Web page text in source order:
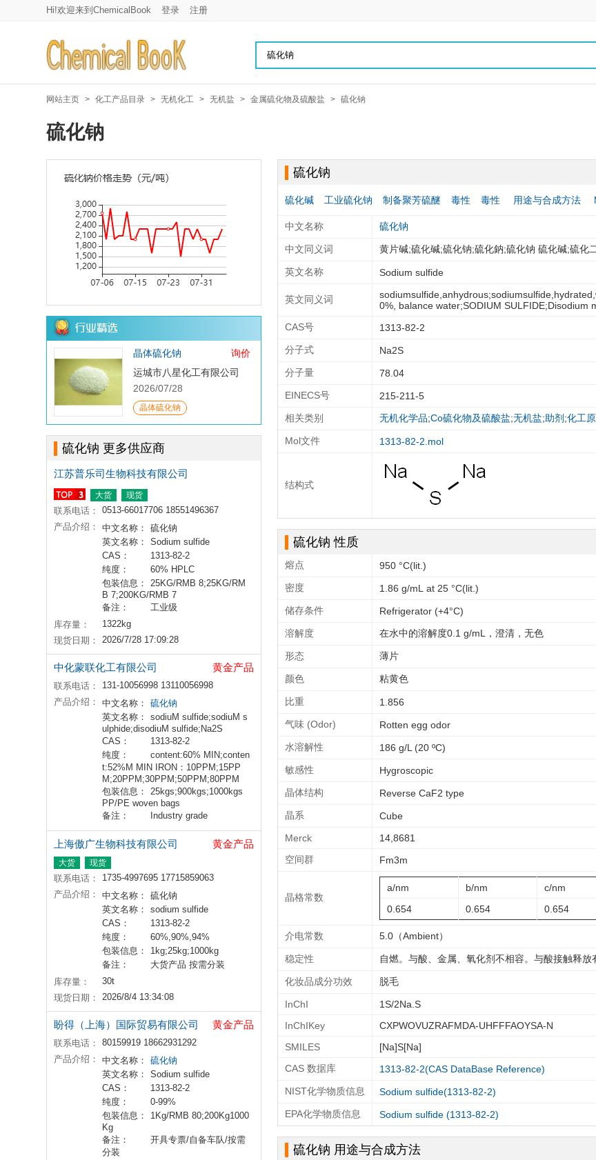
Hi!欢迎来到ChemicalBook 登录 注册
网站主页 > 化工产品目录 > 无机化工 > 无机盐 > 金属硫化物及硫酸盐 > 硫化钠
硫化钠
晶体硫化钠
询价
运城市八星化工有限公司
2026/07/28
晶体硫化钠
硫化钠 更多供应商
江苏普乐司生物科技有限公司
大货 现货
联系电话：
0513-66017706 18551496367
产品介绍：
中文名称：
硫化钠
英文名称：
Sodium sulfide
CAS：
1313-82-2
纯度：
60% HPLC
包装信息：
25KG/RMB 8;25KG/RM
B 7;200KG/RMB 7
备注：
工业级
库存量：
1322kg
现货日期：
2026/7/28 17:09:28
中化蒙联化工有限公司 黄金产品
联系电话：
131-10056998 13110056998
产品介绍：
中文名称：
硫化钠
英文名称：
sodiuM sulfide;sodiuM s
ulphide;disodiuM sulfide;Na2S
CAS：
1313-82-2
纯度：
content:60% MIN;conten
t:52%M MIN IRON：10PPM;15PP
M;20PPM;30PPM;50PPM;80PPM
包装信息：
25kgs;900kgs;1000kgs
PP/PE woven bags
备注：
Industry grade
上海傲广生物科技有限公司 黄金产品
大货 现货
联系电话：
1735-4997695 17715859063
产品介绍：
中文名称：
硫化钠
英文名称：
sodium sulfide
CAS：
1313-82-2
纯度：
60%,90%,94%
包装信息：
1kg;25kg;1000kg
备注：
大货产品 按需分装
库存量：
30t
现货日期：
2026/8/4 13:34:08
盼得（上海）国际贸易有限公司 黄金产品
联系电话：
80159919 18662931292
产品介绍：
中文名称：
硫化钠
英文名称：
Sodium sulfide
CAS：
1313-82-2
纯度：
0-99%
包装信息：
1Kg/RMB 80;200Kg1000
Kg
备注：
开具专票/自备车队/按需
分装
硫化钠
硫化碱 工业硫化钠 制备聚芳硫醚 毒性 毒性 用途与合成方法
中文名称 硫化钠
中文同义词 黄片碱;硫化碱;硫化钠;硫化鈉;硫化钠 硫化碱;硫化
英文名称 Sodium sulfide
英文同义词
0%, balance water;SODIUM
CAS号
1313-82-2
分子式
Na2S
分子量
78.04
EINECS号
215-211-5
相关类别
无机化学品;Co硫化物及硫酸盐;无机盐;助剂 ;化工
Mol文件 1313-82-2.mol
结构式
硫化钠 性质
熔点
950 °C(lit.)
密度
1.86 g/mL at 25 °C(lit.)
储存条件
Refrigerator (+4°C)
溶解度
在水中的溶解度0.1 g/mL，澄清，无色
形态 薄片
颜色 粘黄色
比重
1.856
气味 (Odor)
Rotten egg odor
水溶解性
186 g/L (20 ºC)
敏感性
Hygroscopic
晶体结构
Reverse CaF2 type
晶系
Cube
Merck
14,8681
空间群
Fm3m
晶格常数
a/nm b/nm c/nm
0.654
0.654 0.654
介电常数 5.0（Ambient）
稳定性 自燃。与酸、金属、氧化剂不相容。与酸接触释
化妆品成分功效 脱毛
InChI
1S/2Na.S
InChIKey
CXPWOVUZRAFMDA-UHFFFAOYSA-N
SMILES
[Na]S[Na]
CAS 数据库
1313-82-2(CAS DataBase Reference)
NIST化学物质信息
Sodium sulfide(1313-82-2)
EPA化学物质信息
Sodium sulfide (1313-82-2)
硫化钠 用途与合成方法